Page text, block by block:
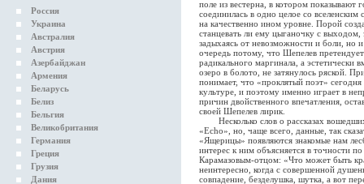
Россия
Украина
Австралия
Австрия
Азербайджан
Армения
Беларусь
Белиз
Бельгия
Великобритания
Германия
Греция
Грузия
Дания
поле из вестерна, в котором
соединилась в одно целое со
на качественно ином уровне. Порой
станцевать ли ему цыганочку с
задыхаясь от невозможности и боли, но
очередь потому, что Шепелев
радикального маргинала, а
озеро в болото, не затянулось ряской.
понимает, что «проклятый поэт»
культуре, и поэтому именно играет в
причин двойственного впечатления,
своей Шепелев лирик.
Несколько слов о рассказах
«Echo», но, чаще всего, данные, так
«Ящерицы» появляются знакомые нам
интерес к ним объясняется в точности
Карамазовым-отцом: «Что может быть
неинтересно, когда с совершенной
совпадение, безделушка, шутка, а вот